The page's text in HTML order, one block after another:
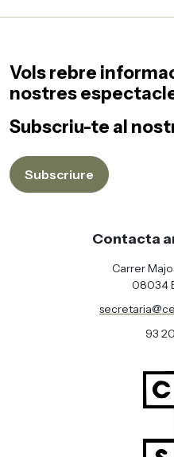
Vols rebre
nostres
Subscriu-te al
Subscriure
Contacta
Carrer
08034
93